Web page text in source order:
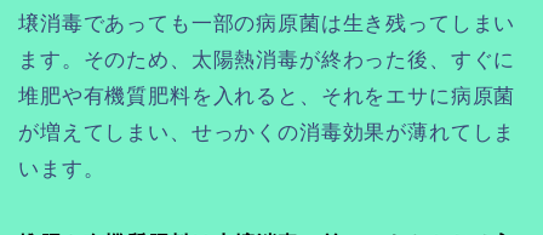
壌消毒であっても一部の病原菌は生き残ってしまい
ます。そのため、太陽熱消毒が終わった後、すぐに
堆肥や有機質肥料を入れると、それをエサに病原菌
が増えてしまい、せっかくの消毒効果が薄れてしま
います。